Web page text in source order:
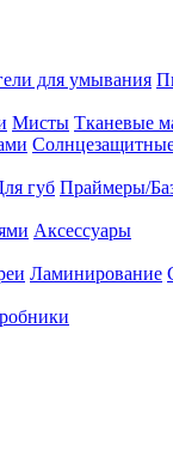
для умывания
Мисты Тканевые
Солнцезащитные
губ Праймеры/
Аксессуары
Ламинирование